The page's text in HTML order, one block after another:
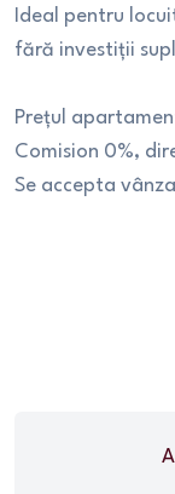
Ideal pentru
fără investiții
Prețul
Comision 0%,
Se accepta